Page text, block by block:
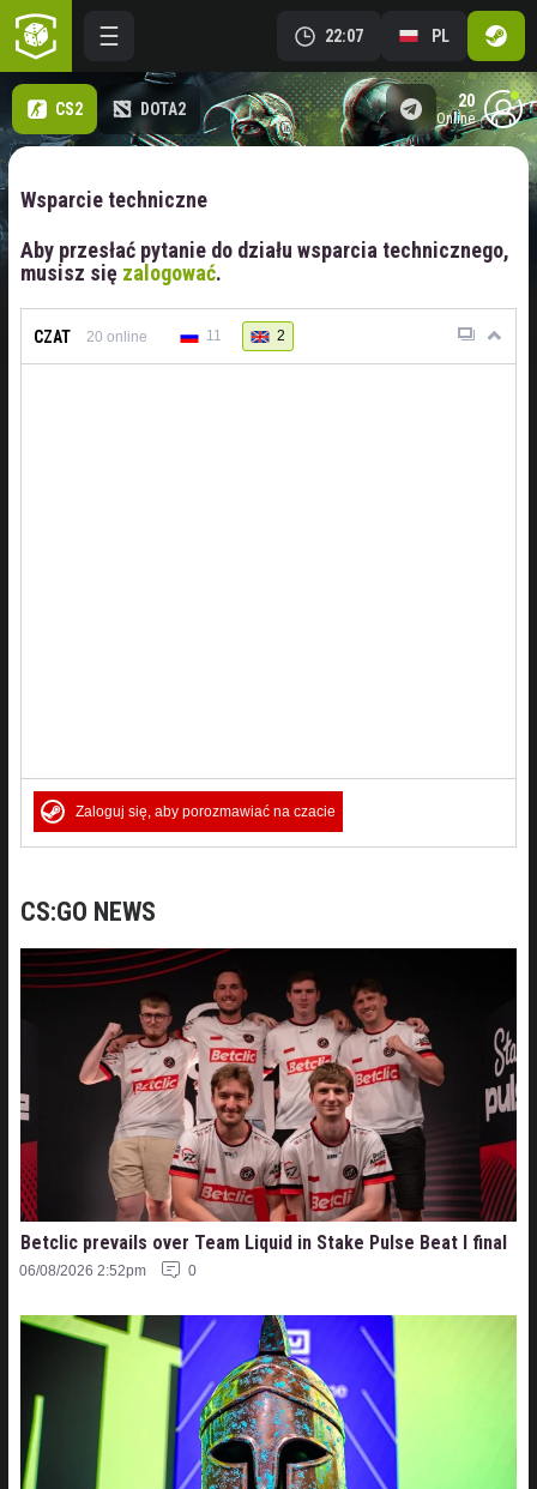
22:07 PL
CS2 DOTA2 20
online
Wsparcie techniczne
Aby przesłać pytanie do działu wsparcia technicznego,
musisz się zalogować.
CZAT 20 online 11 2
Zaloguj się, aby porozmawiać na czacie
CS:GO NEWS
Betclic prevails over Team Liquid in Stake Pulse Beat I final
06/08/2026 2:52pm 0